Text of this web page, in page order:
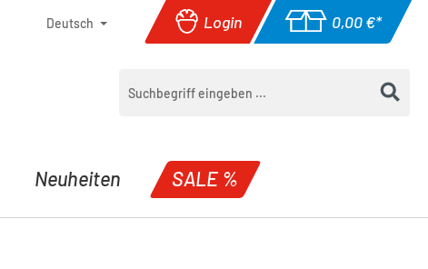
Deutsch Login 0,00 €*
Warenkorb
Neuheiten SALE %